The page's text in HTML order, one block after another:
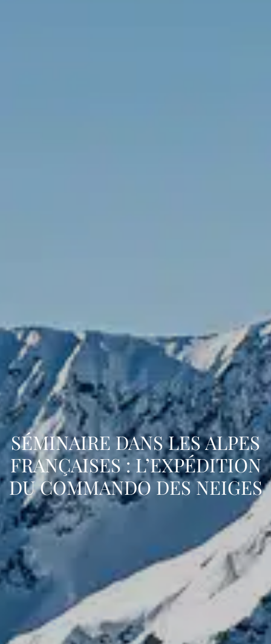
SÉMINAIRE DANS LES ALPES
FRANÇAISES : L’EXPÉDITION
DU COMMANDO DES NEIGES